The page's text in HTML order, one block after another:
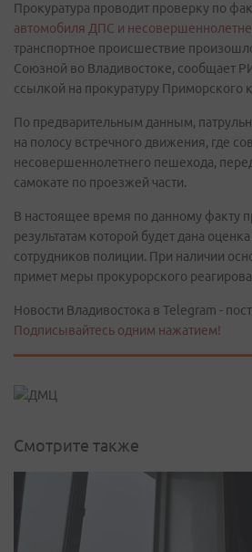
Прокуратура проводит проверку по
автомобиля ДПС и
транспортное происшествие
Союзной во Владивостоке, сообщает
ссылкой на прокуратуру Приморского
По предварительным данным,
на полосу встречного движения, где
несовершеннолетнего пешехода,
самокате по проезжей части.
В настоящее время по данному факту
результатам которой будет дана
сотрудников полиции. При наличии
примет меры прокурорского
Новости Владивостока в Telegram -
Подписывайтесь одним нажатием!
Смотрите также